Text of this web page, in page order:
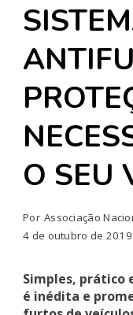
O SEU
Por Associação
4 de outubro de 2019
Simples, prático
é inédita e